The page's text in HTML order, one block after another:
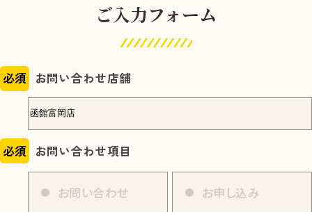
ご入力フォーム
必須 お問い合わせ店舗
必須 お問い合わせ項目
お問い合わせ お申し込み